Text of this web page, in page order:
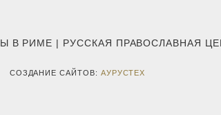
В РИМЕ | РУССКАЯ ПРАВОСЛАВНАЯ
СОЗДАНИЕ САЙТОВ: АУРУСТЕХ